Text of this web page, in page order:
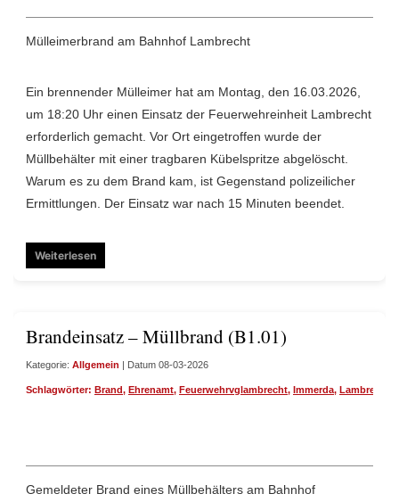
Mülleimerbrand am Bahnhof Lambrecht
Ein brennender Mülleimer hat am Montag, den 16.03.2026,
um 18:20 Uhr einen Einsatz der Feuerwehreinheit Lambrecht
erforderlich gemacht. Vor Ort eingetroffen wurde der
Müllbehälter mit einer tragbaren Kübelspritze abgelöscht.
Warum es zu dem Brand kam, ist Gegenstand polizeilicher
Ermittlungen. Der Einsatz war nach 15 Minuten beendet.
Weiterlesen
Brandeinsatz – Müllbrand (B1.01)
Kategorie: Allgemein | Datum 08-03-2026
Schlagwörter: Brand, Ehrenamt, Feuerwehrvglambrecht, Immerda, Lambrecht
Gemeldeter Brand eines Müllbehälters am Bahnhof